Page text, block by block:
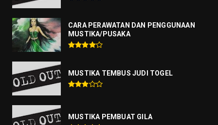
CARA PERAWATAN DAN PENGGUNAAN
MUSTIKA/PUSAKA
MUSTIKA TEMBUS JUDI TOGEL
MUSTIKA PEMBUAT GILA